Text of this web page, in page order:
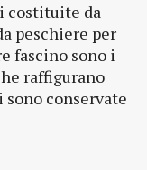
costituite da
peschiere per
fascino sono i
raffigurano
sono conservate